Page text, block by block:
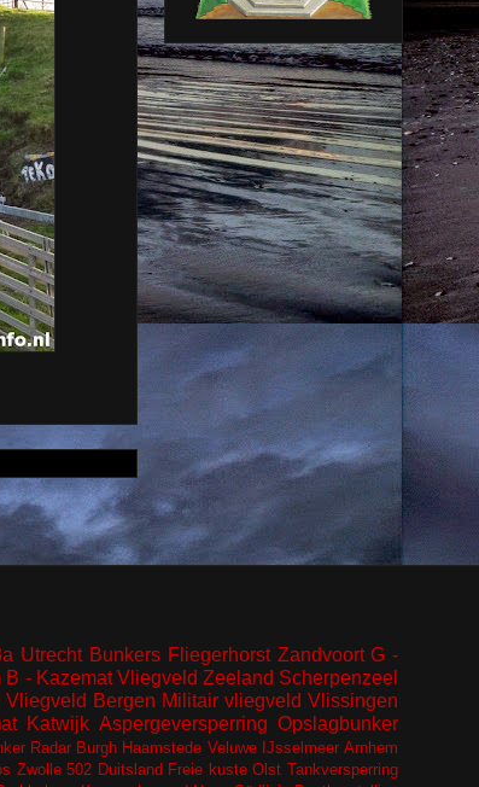
Utrecht Bunkers Fliegerhorst Zandvoort G -
B - Kazemat Vliegveld Zeeland Scherpenzeel
Vliegveld Bergen Militair vliegveld Vlissingen
Katwijk Aspergeversperring Opslagbunker
Radar Burgh Haamstede Veluwe IJsselmeer Arnhem
Zwolle 502 Duitsland Freie kuste Olst Tankversperring